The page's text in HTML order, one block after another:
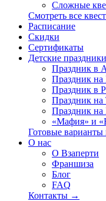
Сложные
Смотреть все
Расписание
Скидки
Сертификаты
Детские праздники
Праздник в
Праздник
Праздник в
Праздник на
Праздник на
«Мафия» и
Готовые
О нас
О Взаперти
Франшиза
Блог
FAQ
Контакты →